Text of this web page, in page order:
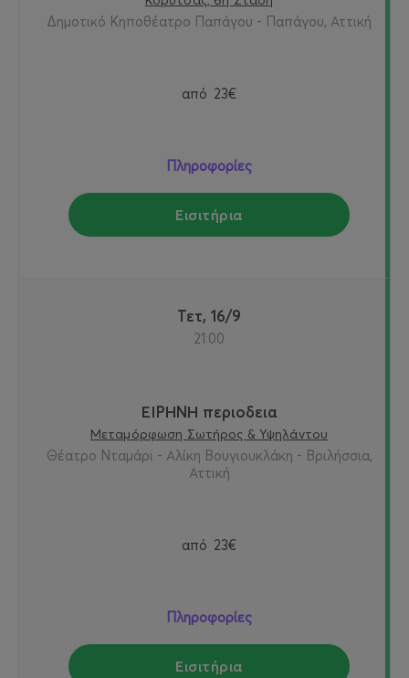
Δημοτικό Κηποθέατρο Παπάγου - Παπάγου, Αττική
από 23€
Πληροφορίες
Εισιτήρια
Τετ, 16/9
21:00
ΕΙΡΗΝΗ περιοδεια
Μεταμόρφωση Σωτήρος & Υψηλάντου
Θέατρο Νταμάρι - Αλίκη Βουγιουκλάκη - Βριλήσσια,
Αττική
από 23€
Πληροφορίες
Εισιτήρια